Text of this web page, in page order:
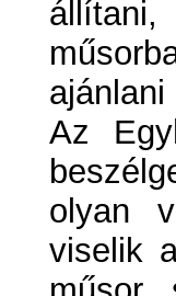
állítani,
Az
olyan
viselik